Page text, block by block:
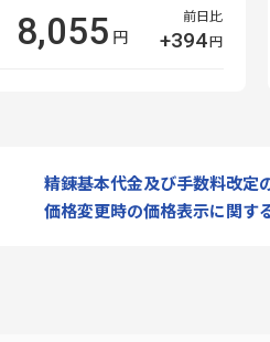
8,055 円
前日比
+394円
精錬基本代金及び手数料改定
価格変更時の価格表示に関す